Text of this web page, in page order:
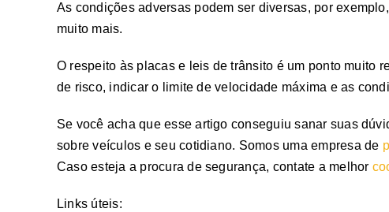
As condições adversas podem ser diversas, por
muito mais.
O respeito às placas e leis de trânsito é um ponto muito
de risco, indicar o limite de velocidade máxima e as
Se você acha que esse artigo conseguiu sanar suas
sobre veículos e seu cotidiano. Somos uma empresa de
Caso esteja a procura de segurança, contate a melhor
Links úteis: